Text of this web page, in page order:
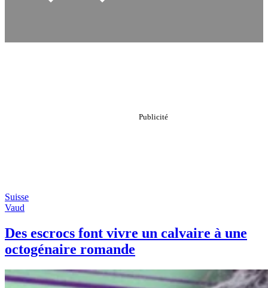
Suisse
Vaud
Des escrocs font vivre un calvaire à une
octogénaire romande